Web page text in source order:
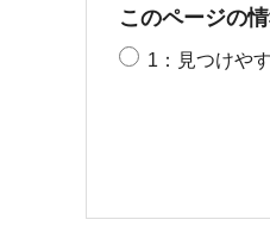
このページの
1：見つけや